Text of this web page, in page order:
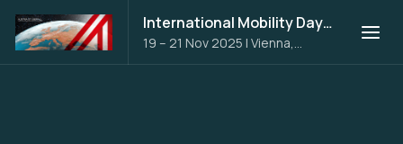
International Mobility Days 2025
19 – 21 Nov 2025 | Vienna,
Austria